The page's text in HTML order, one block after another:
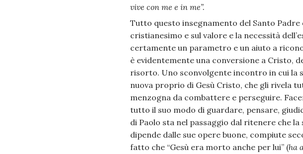
vive con me e in me”.
Tutto questo insegnamento del Santo
cristianesimo e sul valore e la necessità
certamente un parametro e un aiuto a
è evidentemente una conversione a Cristo,
risorto. Uno sconvolgente incontro in cui la
nuova proprio di Gesù Cristo, che gli rivela
menzogna da combattere e perseguire.
tutto il suo modo di guardare, pensare,
di Paolo sta nel passaggio dal ritenere che
dipende dalle sue opere buone, compiute
fatto che “Gesù era morto anche per lui” (ha